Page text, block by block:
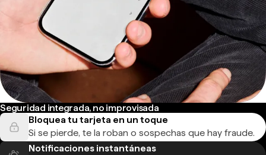
Seguridad integrada, no improvisada
Bloquea tu tarjeta en un toque
Si se pierde, te la roban o sospechas que hay fraude.
Notificaciones instantáneas